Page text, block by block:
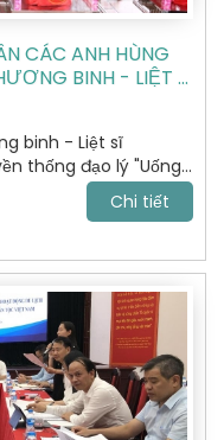
CÁC ANH HÙNG
BINH - LIỆT SĨ
binh - Liệt sĩ
thống đạo lý "Uống
Hiệp hội Du lịch Hà
tưởng niệm các
gần 2.000 Anh
giai đoạn 1979 -
Chi tiết